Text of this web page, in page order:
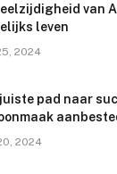
van
leven
2024
pad naar
2024